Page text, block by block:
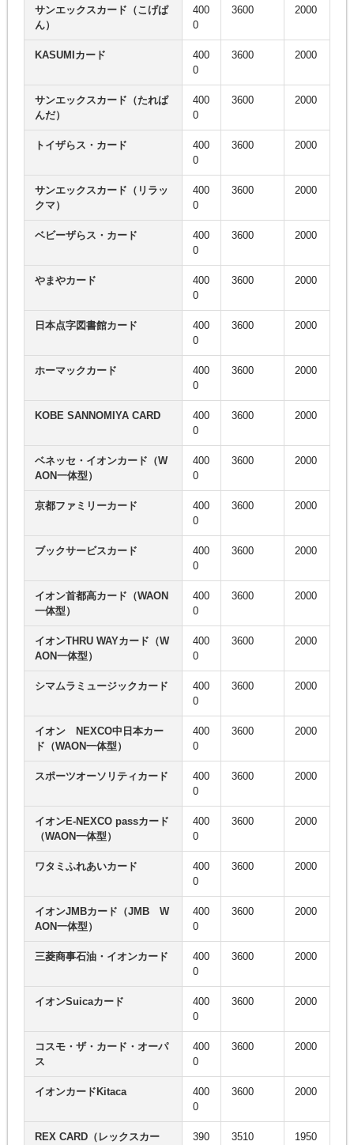
サンエックスカード（こげぱ
ん）
400
0
3600 2000
KASUMIカード
400
0
3600 2000
サンエックスカード（たれぱ
んだ）
400
0
3600 2000
トイザらス・カード
400
0
3600 2000
サンエックスカード（リラッ
クマ）
400
0
3600 2000
ベビーザらス・カード
400
0
3600 2000
やまやカード
400
0
3600 2000
日本点字図書館カード
400
0
3600 2000
ホーマックカード
400
0
3600 2000
KOBE SANNOMIYA CARD
400
0
3600 2000
ベネッセ・イオンカード（W
AON一体型）
400
0
3600 2000
京都ファミリーカード
400
0
3600 2000
ブックサービスカード
400
0
3600 2000
イオン首都高カード（WAON
一体型）
400
0
3600 2000
イオンTHRU WAYカード（W
AON一体型）
400
0
3600 2000
シマムラミュージックカード
400
0
3600 2000
イオン NEXCO中日本カー
ド（WAON一体型）
400
0
3600 2000
スポーツオーソリティカード
400
0
3600 2000
イオンE-NEXCO passカード
（WAON一体型）
400
0
3600 2000
ワタミふれあいカード
400
0
3600 2000
イオンJMBカード（JMB W
AON一体型）
400
0
3600 2000
三菱商事石油・イオンカード
400
0
3600 2000
イオンSuicaカード
400
0
3600 2000
コスモ・ザ・カード・オーパ
ス
400
0
3600 2000
イオンカードKitaca
400
0
3600 2000
REX CARD（レックスカー
390
3510 1950